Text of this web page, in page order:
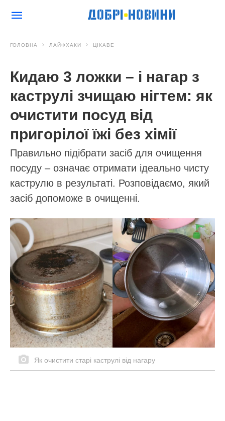
ГОЛОВНА ЛАЙФХАКИ ЦІКАВЕ
Кидаю 3 ложки – і нагар з
каструлі зчищаю нігтем: як
очистити посуд від
пригорілої їжі без хімії
Правильно підібрати засіб для очищення
посуду – означає отримати ідеально чисту
каструлю в результаті. Розповідаємо, який
засіб допоможе в очищенні.
Як очистити старі каструлі від нагару